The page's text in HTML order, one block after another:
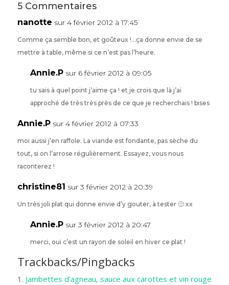
5 Commentaires
nanotte sur 4 février 2012 à 17:45
Comme ça semble bon, et goûteux !…ça donne envie de se
mettre à table, même si ce n’est pas l’heure.
Annie.P sur 6 février 2012 à 09:05
tu sais à quel point j’aime ça ! et je crois que là j’ai
approché de très très près de ce que je recherchais ! bises
Annie.P sur 4 février 2012 à 07:33
moi aussi j’en raffole. La viande est fondante, pas sèche du
tout, si on l’arrose régulièrement. Essayez, vous nous
raconterez !
christine81 sur 3 février 2012 à 20:39
Un très joli plat qui donne envie d’y gouter, à tester 🙂 xx
Annie.P sur 3 février 2012 à 20:47
merci, oui c’est un rayon de soleil en hiver ce plat !
Trackbacks/Pingbacks
Jambettes d’agneau, sauce aux carottes et vin rouge